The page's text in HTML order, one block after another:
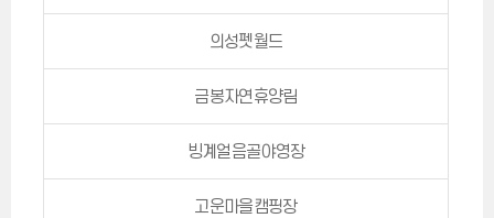
의성펫월드
금봉자연휴양림
빙계얼음골야영장
고운마을캠핑장